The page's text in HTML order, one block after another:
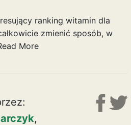
ranking witamin dla
zmienić sposób, w
More
,